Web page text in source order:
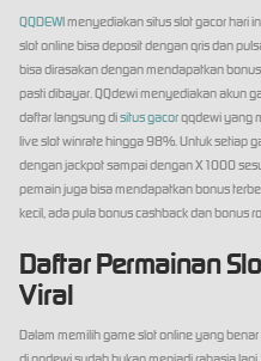
QQDEWImenyediakan situs slot gacor hari
slot online bisa deposit dengan qris dan
bisa dirasakan dengan mendapatkan
pasti dibayar. QQdewi menyediakan akun
daftar langsung disitus gacorqqdewi yang
live slot winrate hingga 98%. Untuk setiap
dengan jackpot sampai dengan X1000
pemain juga bisa mendapatkan bonus
kecil, ada pula bonus cashback dan bonus
Daftar Permainan
Viral
Dalam memilih game slot online yang